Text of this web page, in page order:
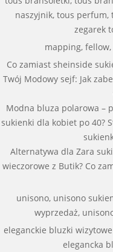
naszyjnik, tous perfum,
zegarek
mapping,
Co zamiast sheinside
Twój Modowy sejf: Jak
Modna bluza polarowa –
sukienki dla kobiet po 40?
Alternatywa dla Zara
wieczorowe z Butik? Co
unisono, unisono
wyprzedaż,
eleganckie bluzki
elegancka